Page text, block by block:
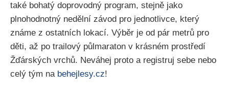
také bohatý doprovodný program, stejně jako
plnohodnotný nedělní závod pro jednotlivce, který
známe z ostatních lokací. Výběr je od pár metrů pro
děti, až po trailový půlmaraton v krásném prostředí
Žďárských vrchů. Neváhej proto a registruj sebe nebo
celý tým na behejlesy.cz!